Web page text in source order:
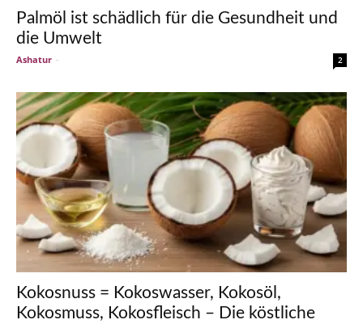
Palmöl ist schädlich für die Gesundheit und
die Umwelt
Ashatur - 2
Kokosnuss = Kokoswasser, Kokosöl,
Kokosmuss, Kokosfleisch – Die köstliche